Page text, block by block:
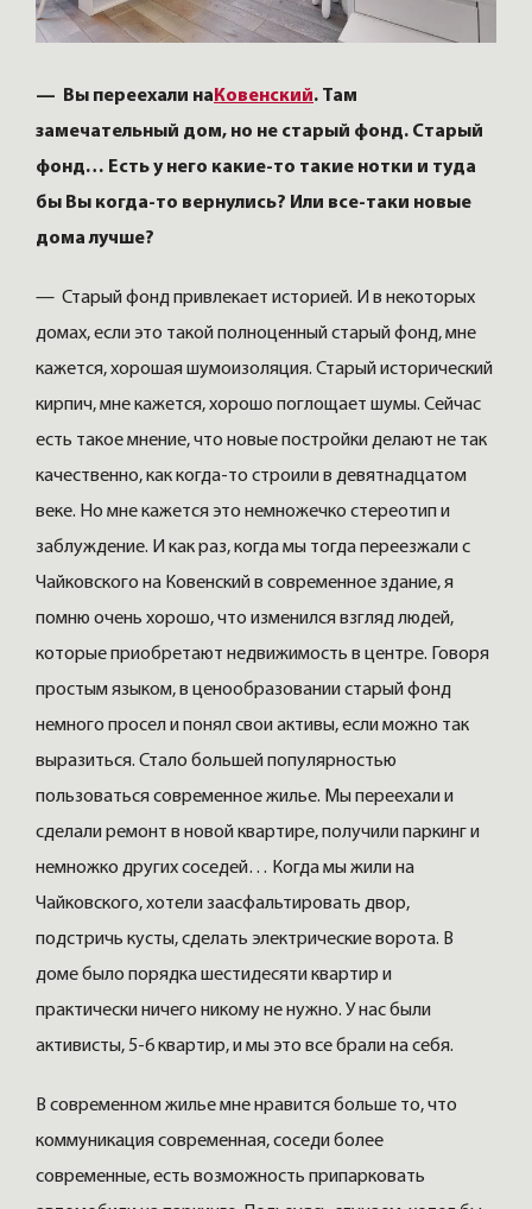
— Вы переехали на Ковенский. Там
замечательный дом, но не старый фонд. Старый
фонд… Есть у него какие-то такие нотки и туда
бы Вы когда-то вернулись? Или все-таки новые
дома лучше?
— Старый фонд привлекает историей. И в некоторых
домах, если это такой полноценный старый фонд, мне
кажется, хорошая шумоизоляция. Старый исторический
кирпич, мне кажется, хорошо поглощает шумы. Сейчас
есть такое мнение, что новые постройки делают не так
качественно, как когда-то строили в девятнадцатом
веке. Но мне кажется это немножечко стереотип и
заблуждение. И как раз, когда мы тогда переезжали с
Чайковского на Ковенский в современное здание, я
помню очень хорошо, что изменился взгляд людей,
которые приобретают недвижимость в центре. Говоря
простым языком, в ценообразовании старый фонд
немного просел и понял свои активы, если можно так
выразиться. Стало большей популярностью
пользоваться современное жилье. Мы переехали и
сделали ремонт в новой квартире, получили паркинг и
немножко других соседей… Когда мы жили на
Чайковского, хотели заасфальтировать двор,
подстричь кусты, сделать электрические ворота. В
доме было порядка шестидесяти квартир и
практически ничего никому не нужно. У нас были
активисты, 5-6 квартир, и мы это все брали на себя.
В современном жилье мне нравится больше то, что
коммуникация современная, соседи более
современные, есть возможность припарковать